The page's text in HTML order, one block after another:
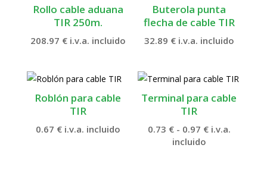
Rollo cable aduana
TIR 250m.
208.97 € i.v.a. incluido
Buterola punta
flecha de cable TIR
32.89 € i.v.a. incluido
Roblón para cable
TIR
0.67 € i.v.a. incluido
Terminal para cable
TIR
0.73 € - 0.97 €Rango
i.v.a.
incluido